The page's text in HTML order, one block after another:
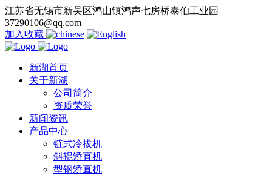
江苏省无锡市新吴区鸿山镇鸿声七房桥泰伯工业园
37290106@qq.com
加入收藏
新湖首页
关于新湖
公司简介
资质荣誉
新闻资讯
产品中心
链式冷拔机
斜辊矫直机
型钢矫直机